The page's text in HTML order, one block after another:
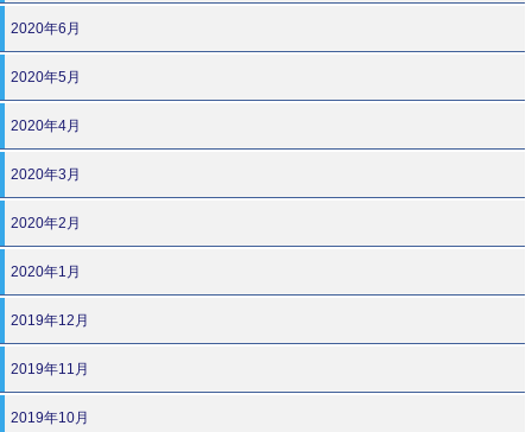
2020年6月
2020年5月
2020年4月
2020年3月
2020年2月
2020年1月
2019年12月
2019年11月
2019年10月